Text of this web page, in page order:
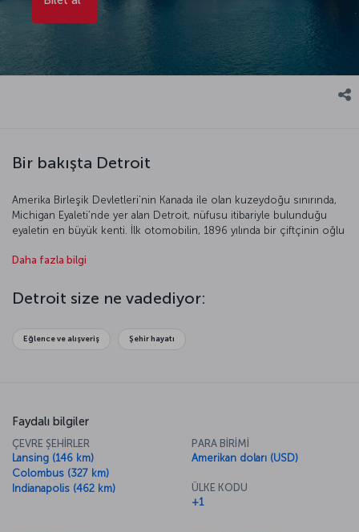
Bir bakışta Detroit
Amerika Birleşik Devletleri’nin Kanada ile olan kuzeydoğu sınırında,
Michigan Eyaleti’nde yer alan Detroit, nüfusu itibariyle bulunduğu
eyaletin en büyük kenti. İlk otomobilin, 1896 yılında bir çiftçinin oğlu
dünyada motor kent olarak anılıyor. Amerikalı ünlü sanatçılarının en
doğduğu kent olarak biliniyor. Detroit, ABD’deki Afrika-Amerika
kültürünü en iyi hissedeceğiniz yerlerden biri. Farklı deneyimler
Daha fazla bilgi
Detroit size ne vadediyor:
Eğlence ve alışveriş Şehir hayatı
Faydalı bilgiler
ÇEVRE ŞEHİRLER
Lansing (146 km)
Colombus (327 km)
Indianapolis (462 km)
PARA BİRİMİ
Amerikan doları (USD)
ÜLKE KODU
+1